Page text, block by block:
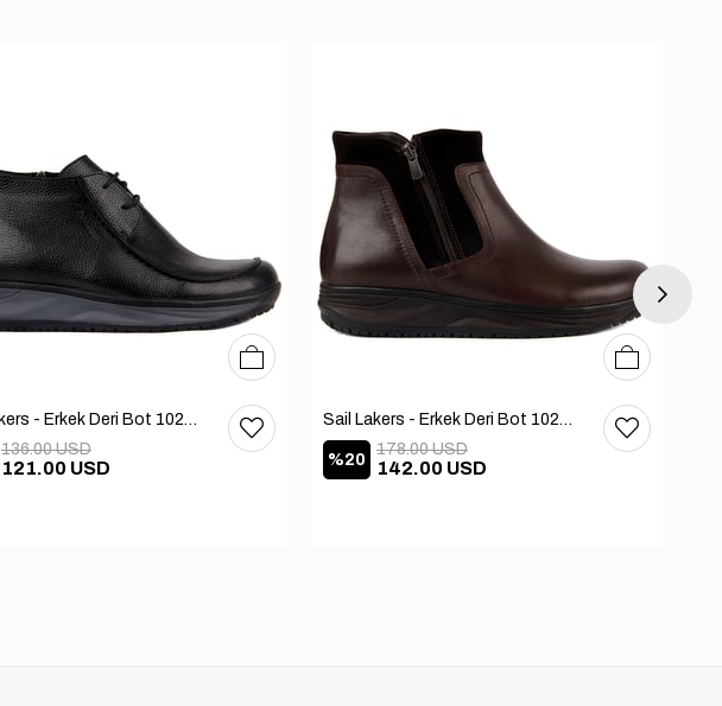
Sail Lakers - Erkek Deri Bot 102-3168-65390
121.00 USD
136.00 USD
40 414243
Sail Lakers - Erkek Deri Bot 102-2868-65390
%20 142.00 USD
178.00 USD
40 414243